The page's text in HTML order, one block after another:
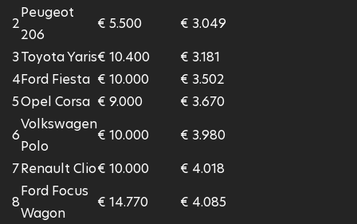
2
Peugeot
206
€ 5.500
€ 3.049
3Toyota Yaris€ 10.400
€ 3.181
4Ford Fiesta € 10.000
€ 3.502
5Opel Corsa € 9.000
€ 3.670
6
Volkswagen
Polo
€ 10.000
€ 3.980
7Renault Clio€ 10.000
€ 4.018
8
Ford Focus
Wagon
€ 14.770 € 4.085